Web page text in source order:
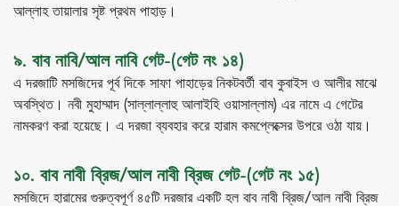
আল্লাহ তায়ালার সৃষ্ট প্রথম পাহাড়।
৯. বাব নাবি/আল নাবি গেট-(গেট নং ১৪)
এ দরজাটি মসজিদের পূর্ব দিকে সাফা পাহাড়ের নিকটবর্তী বাব কুবাইস ও আলীর মাঝে
অবস্থিত। নবী মুহাম্মাদ (সাল্লাল্লাহু আলাইহি ওয়াসাল্লাম) এর নামে এ গেটের
নামকরণ করা হয়েছে। এ দরজা ব্যবহার করে হারাম কমপ্লেক্সের উপরে ওঠা যায়।
১০. বাব নাবী ব্রিজ/আল নাবী ব্রিজ গেট-(গেট নং ১৫)
মসজিদে হারামের গুরুত্বপূর্ণ ৪৫টি দরজার একটি হল বাব নাবী ব্রিজ/আল নাবী ব্রিজ